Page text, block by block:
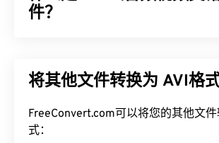
MP3文件易于存储和共享，因此受众广
由于 MP3 文件非常流行，大多数主流
都支持它们。只需点击文件即可在
Media Player 中打开它，具体取决于您
用户还可以
件？
助第三方程序，AVI 可以支持章节、
如何打开 AVI 文件？
将其他文件转换为 AVI格
FreeConvert.com可以将您的其他文
式：